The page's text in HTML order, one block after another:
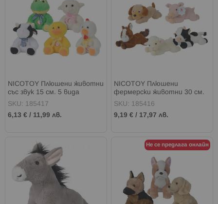
NICOTOY Плюшени животни
със звук 15 см. 5 вида
SKU: 185417
6,13 € / 11,99 лв.
NICOTOY Плюшени
фермерски животни 30 см.
5 вида
SKU: 185416
9,19 € / 17,97 лв.
Не се предлага онлайн